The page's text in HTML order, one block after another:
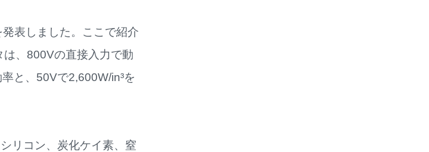
表しました。ここで紹介
、800Vの直接入力で動
と、50Vで2,600W/in³を
リコン、炭化ケイ素、窒